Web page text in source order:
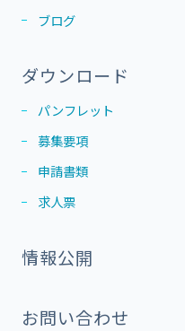
ブログ
ダウンロード
パンフレット
募集要項
申請書類
求人票
情報公開
お問い合わせ